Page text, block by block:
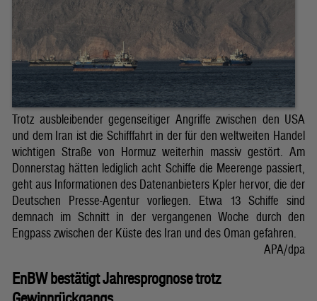
Trotz ausbleibender gegenseitiger Angriffe zwischen den USA
und dem Iran ist die Schifffahrt in der für den weltweiten Handel
wichtigen Straße von Hormuz weiterhin massiv gestört. Am
Donnerstag hätten lediglich acht Schiffe die Meerenge passiert,
geht aus Informationen des Datenanbieters Kpler hervor, die der
Deutschen Presse-Agentur vorliegen. Etwa 13 Schiffe sind
demnach im Schnitt in der vergangenen Woche durch den
Engpass zwischen der Küste des Iran und des Oman gefahren.
APA/dpa
EnBW bestätigt Jahresprognose trotz